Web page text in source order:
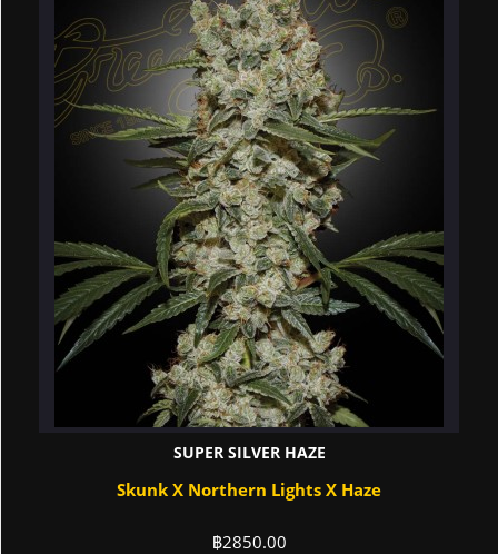
SUPER SILVER HAZE
Skunk X Northern Lights X Haze
฿2850.00